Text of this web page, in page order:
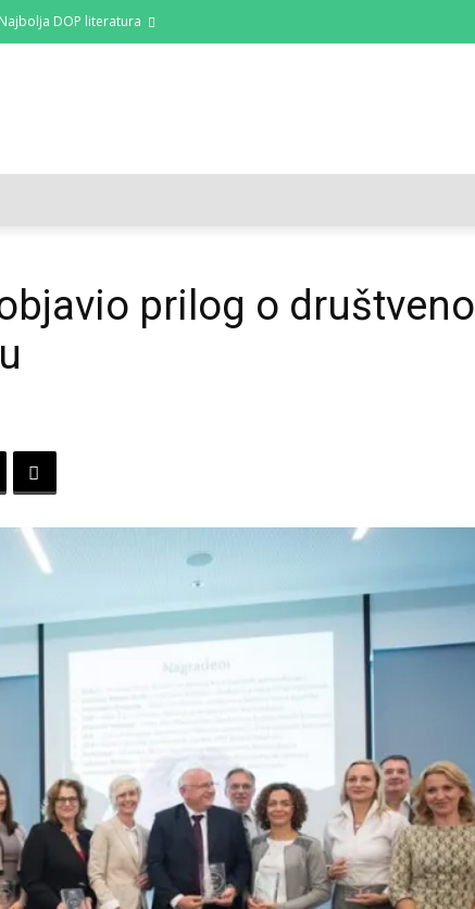
Najbolja DOP literatura
prilog o društveno